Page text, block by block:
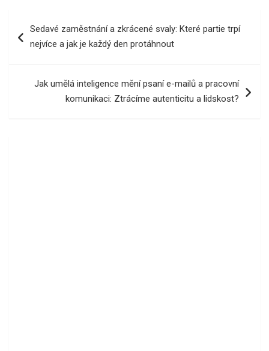
proSedavé zaměstnání a zkrácené svaly: Které partie trpí
nejvíce a jak je každý den protáhnout
Jak umělá inteligence mění psaní e-mailů a pracovní
komunikaci: Ztrácíme autenticitu a lidskost?